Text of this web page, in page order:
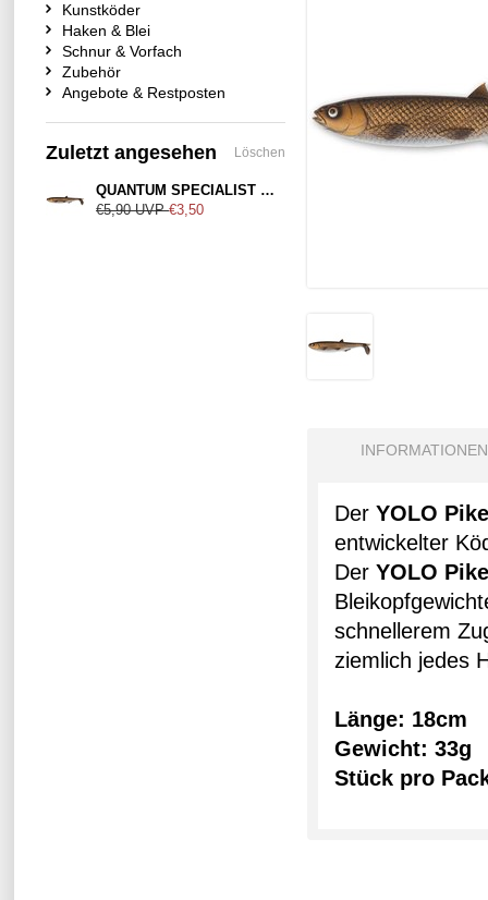
INFORMATIONEN
Der YOLO
entwickelter
Der YOLO
schnellerem
ziemlich jedes
Länge: 18cm
Gewicht: 33g
Stück pro
Kunstköder
Haken & Blei
Schnur & Vorfach
Zubehör
Angebote & Restposten
Zuletzt angesehen Löschen
QUANTUM SPECIALIST Yolo Pike Shad 18cm Bream Motor Oil
€5,90UVP €3,50